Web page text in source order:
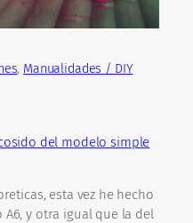
, Manualidades / DIY
del modelo simple
esta vez he hecho
y otra igual que la del